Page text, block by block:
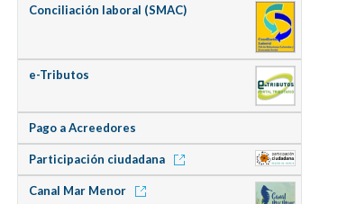
Conciliación laboral (SMAC)
e-Tributos
Pago a Acreedores
Participación ciudadana
Canal Mar Menor